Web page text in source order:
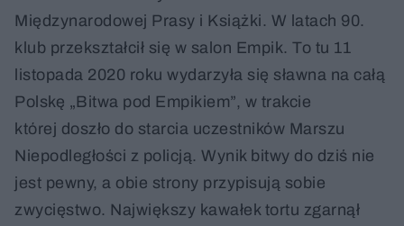
Międzynarodowej Prasy i Książki. W latach 90.
klub przekształcił się w salon Empik. To tu 11
listopada 2020 roku wydarzyła się sławna na całą
Polskę „Bitwa pod Empikiem”, w trakcie
której doszło do starcia uczestników Marszu
Niepodległości z policją. Wynik bitwy do dziś nie
jest pewny, a obie strony przypisują sobie
zwycięstwo. Największy kawałek tortu zgarnął